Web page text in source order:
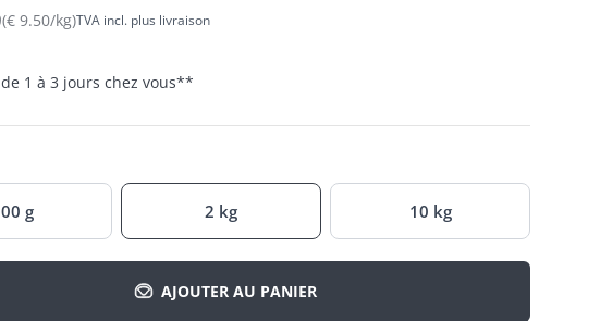
(€ 9.50/kg)TVA incl. plus livraison
1 à 3 jours chez vous**
g 2 kg 10 kg
AJOUTER AU PANIER